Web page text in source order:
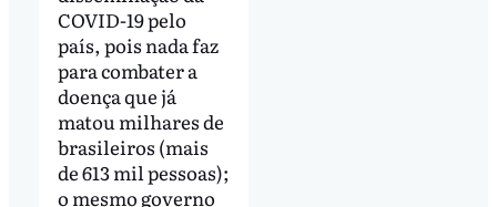
COVID-19 pelo
país, pois nada faz
para combater a
doença que já
matou milhares de
brasileiros (mais
de 613 mil pessoas);
o mesmo governo